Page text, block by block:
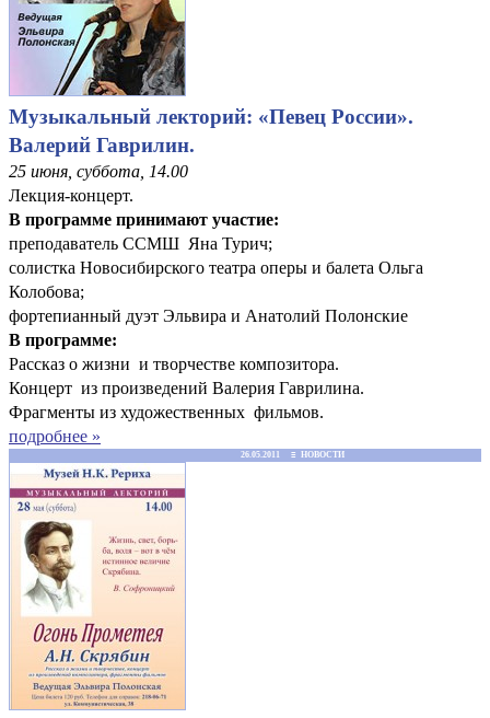
Музыкальный лекторий: «Певец России».
Валерий Гаврилин.
25 июня, суббота, 14.00
Лекция-концерт.
В программе принимают участие:
преподаватель ССМШ Яна Турич;
солистка Новосибирского театра оперы и балета Ольга
Колобова;
фортепианный дуэт Эльвира и Анатолий Полонские
В программе:
Рассказ о жизни и творчестве композитора.
Концерт из произведений Валерия Гаврилина.
Фрагменты из художественных фильмов.
подробнее »
26.05.2011 ≡ НОВОСТИ